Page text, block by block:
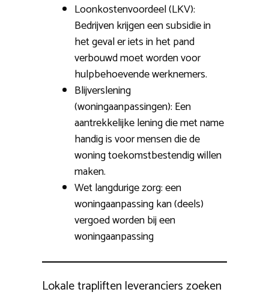
Loonkostenvoordeel (LKV):
Bedrijven krijgen een subsidie in
het geval er iets in het pand
verbouwd moet worden voor
hulpbehoevende werknemers.
Blijverslening
(woningaanpassingen): Een
aantrekkelijke lening die met name
handig is voor mensen die de
woning toekomstbestendig willen
maken.
Wet langdurige zorg: een
woningaanpassing kan (deels)
vergoed worden bij een
woningaanpassing
Lokale trapliften leveranciers zoeken